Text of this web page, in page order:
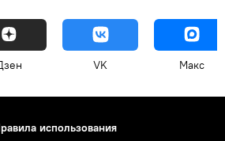
VK Макс
использования